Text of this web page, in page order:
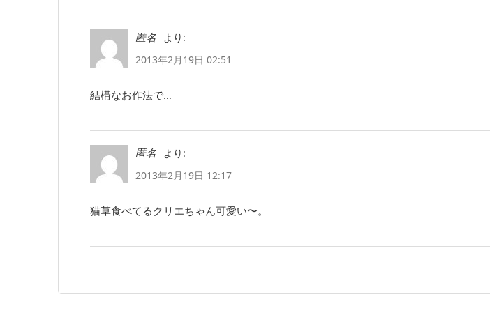
匿名
より:
2013年2月19日 02:51
結構なお作法で…
匿名
より:
2013年2月19日 12:17
猫草食べてるクリエちゃん可愛い〜。